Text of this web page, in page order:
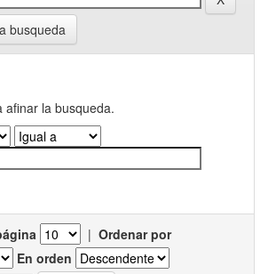
busqueda
afinar la busqueda.
| Ordenar por
En orden